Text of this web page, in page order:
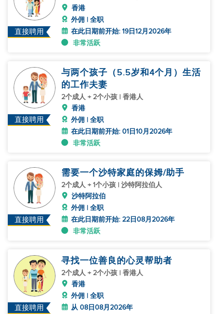
直接聘用
香港
外佣 | 全职
在此日期前开始: 19日12月2026年
非常活跃
直接聘用
与两个孩子（5.5岁和4个月）生活
的工作夫妻
2个成人 + 2个小孩 | 香港人
香港
外佣 | 全职
在此日期前开始: 01日10月2026年
非常活跃
直接聘用
需要一个沙特家庭的保姆/助手
2个成人 + 1个小孩 | 沙特阿拉伯人
沙特阿拉伯
外佣 | 全职
在此日期前开始: 22日08月2026年
非常活跃
直接聘用
寻找一位善良的心灵帮助者
2个成人 + 2个小孩 | 香港人
香港
外佣 | 全职
从 08日08月2026年